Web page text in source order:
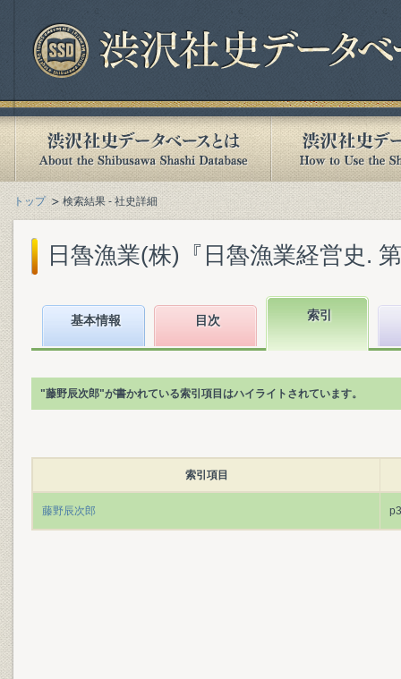
トップ 検索結果 - 社史詳細
日魯漁業(株)『日魯漁業経営史.
基本情報 目次 索引
"藤野辰次郎"が書かれている索引項目はハイライトされています。
索引項目
藤野辰次郎